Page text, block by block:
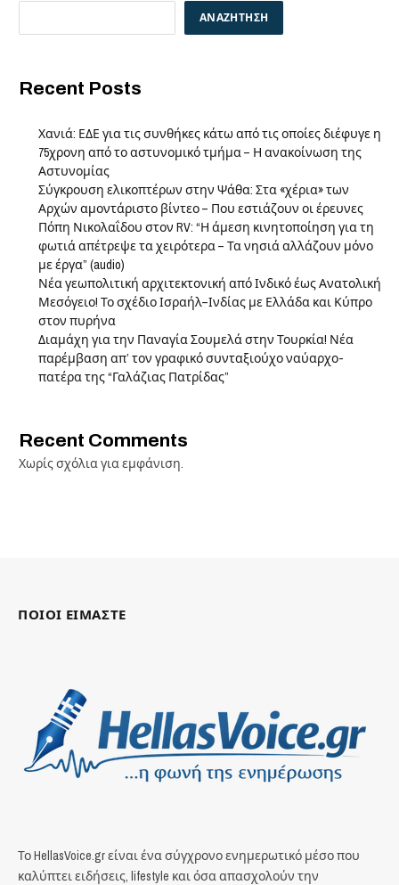
ΑΝΑΖΉΤΗΣΗ
Recent Posts
Χανιά: ΕΔΕ για τις συνθήκες κάτω από τις οποίες διέφυγε η
75χρονη από το αστυνομικό τμήμα – Η ανακοίνωση της
Αστυνομίας
Σύγκρουση ελικοπτέρων στην Ψάθα: Στα «χέρια» των
Αρχών αμοντάριστο βίντεο – Που εστιάζουν οι έρευνες
Πόπη Νικολαΐδου στον RV: “Η άμεση κινητοποίηση για τη
φωτιά απέτρεψε τα χειρότερα – Τα νησιά αλλάζουν μόνο
με έργα” (audio)
Νέα γεωπολιτική αρχιτεκτονική από Ινδικό έως Ανατολική
Μεσόγειο! Το σχέδιο Ισραήλ–Ινδίας με Ελλάδα και Κύπρο
στον πυρήνα
Διαμάχη για την Παναγία Σουμελά στην Τουρκία! Νέα
παρέμβαση απ’ τον γραφικό συνταξιούχο ναύαρχο-
πατέρα της “Γαλάζιας Πατρίδας”
Recent Comments
Χωρίς σχόλια για εμφάνιση.
ΠΟΙΟΙ ΕΙΜΑΣΤΕ
Το HellasVoice.gr είναι ένα σύγχρονο ενημερωτικό μέσο που
καλύπτει ειδήσεις, lifestyle και όσα απασχολούν την